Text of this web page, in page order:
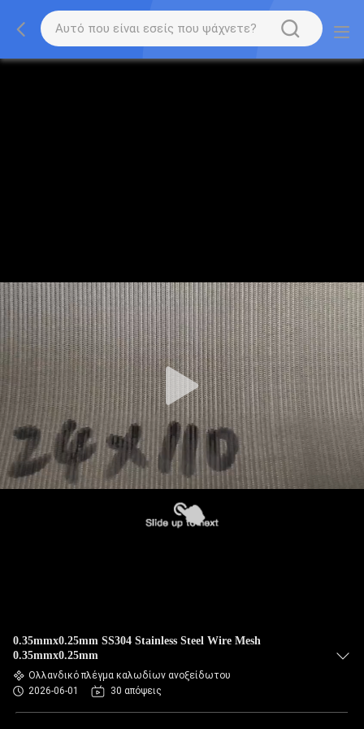
0.35mmx0.25mm SS304 Stainless Steel Wire Mesh
0.35mmx0.25mm
Ολλανδικό πλέγμα καλωδίων ανοξείδωτου
2026-06-01
30 απόψεις